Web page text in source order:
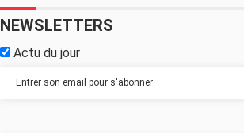
NEWSLETTERS
Actu du jour